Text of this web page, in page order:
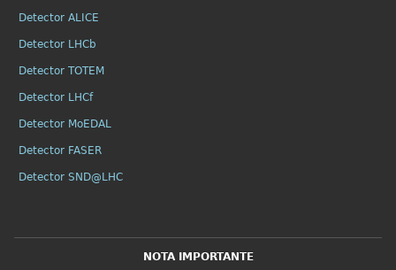
Detector ALICE
Detector LHCb
Detector TOTEM
Detector LHCf
Detector MoEDAL
Detector FASER
Detector SND@LHC
NOTA IMPORTANTE